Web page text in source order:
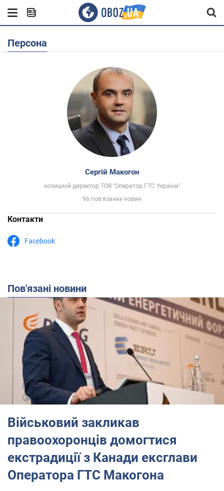
Персона
Cергій Макогон
колишній директор ТОВ "Оператор ГТС України"
96 пов'язаних новин
Контакти
Facebook
Пов'язані новини
Військовий закликав
правоохоронців домогтися
екстрадиції з Канади ексглави
Оператора ГТС Макогона